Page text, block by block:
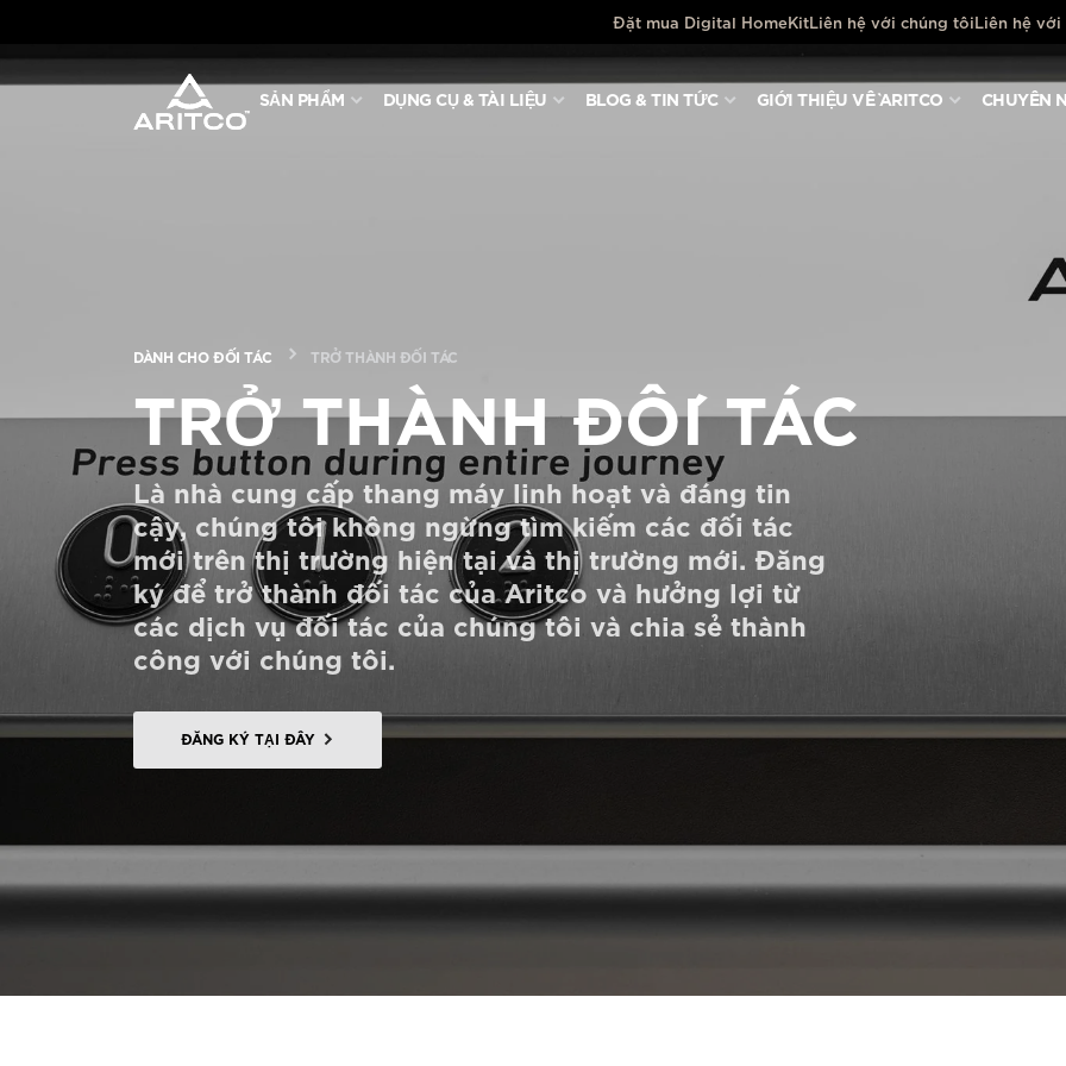
Đặt mua Digital HomeKitLiên hệ với chúng tôiLiên hệ
SẢN PHẨM DỤNG CỤ & TÀI LIỆU BLOG & TIN TỨC GIỚI THIỆU VỀ ARITCO CHUYÊN
GIỚI THIỆU VỀ ARITCO
CHUYÊN NGHIỆP
Đặt mua Digital HomeKit
Liên hệ với chúng tôi
Liên hệ với chúng tôi
Đăng ký bản tin
DÀNH CHO ĐỐI TÁC TRỞ THÀNH ĐỐI TÁC
TRỞ THÀNH ĐỐI TÁC
Là nhà cung cấp thang máy linh hoạt và đáng tin
cậy, chúng tôi không ngừng tìm kiếm các đối tác
mới trên thị trường hiện tại và thị trường mới. Đăng
ký để trở thành đối tác của Aritco và hưởng lợi từ
các dịch vụ đối tác của chúng tôi và chia sẻ thành
công với chúng tôi.
ĐĂNG KÝ TẠI ĐÂY